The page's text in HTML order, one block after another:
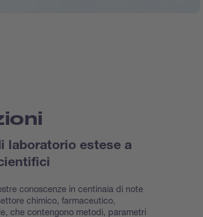
laboratorio estese a
conoscenze in centinaia di note
chimico, farmaceutico,
che contengono metodi, parametri